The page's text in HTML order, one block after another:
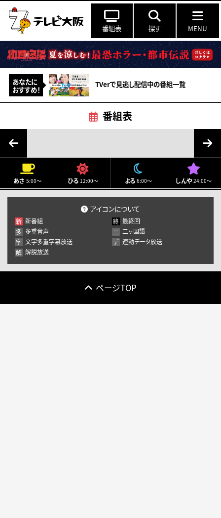
番組表 探す MENU
あなたに
おすすめ！
TVerで見逃し配信中の番組一覧
番組表
8月
月 水 金 日
27 28 29 30 31 1 2
5 6 7
10 13 14
17 18 20 21
24 25
31 1 2 3 4 5 6
あさ 5:00～ ひる 12:00～ よる 6:00～ しんや 24:00～
アイコンについて
新 新番組 終 最終回
多 多重音声 二 二ヶ国語
字 文字多重字幕放送 デ 連動データ放送
解 解説放送
ページTOP